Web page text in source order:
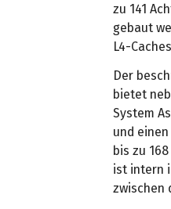
zu 141
gebaut
L4-
Der
bietet
System
und
bis zu
ist intern
zwischen